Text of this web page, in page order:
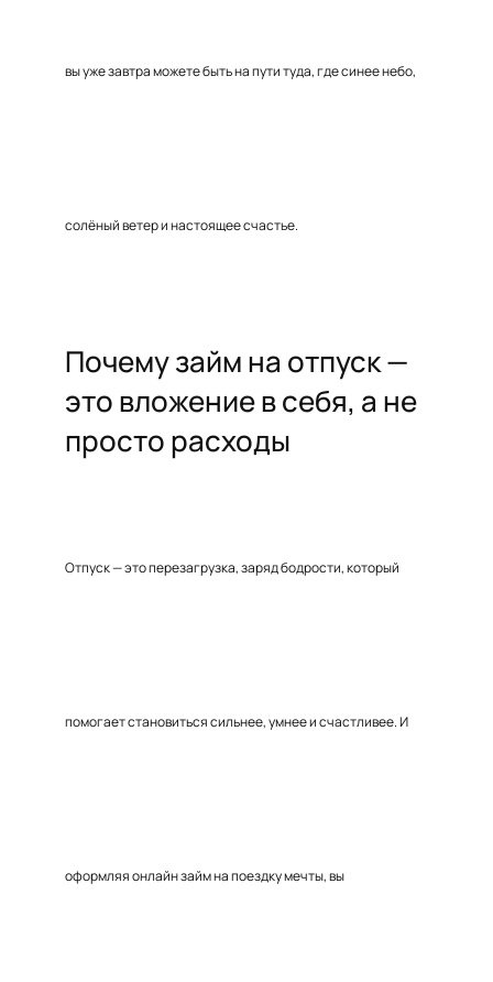
вы уже завтра можете быть на пути туда, где синее небо,
солёный ветер и настоящее счастье.
Почему займ на отпуск —
это вложение в себя, а не
просто расходы
Отпуск — это перезагрузка, заряд бодрости, который
помогает становиться сильнее, умнее и счастливее. И
оформляя онлайн займ на поездку мечты, вы